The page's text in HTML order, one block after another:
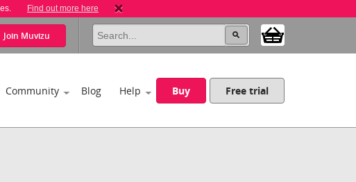
Find out more here
Join Muvizu
Community Blog Help Buy Free trial